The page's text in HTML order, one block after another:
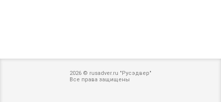
2026 © rusadver.ru "Русэдвер"
Все права защищены